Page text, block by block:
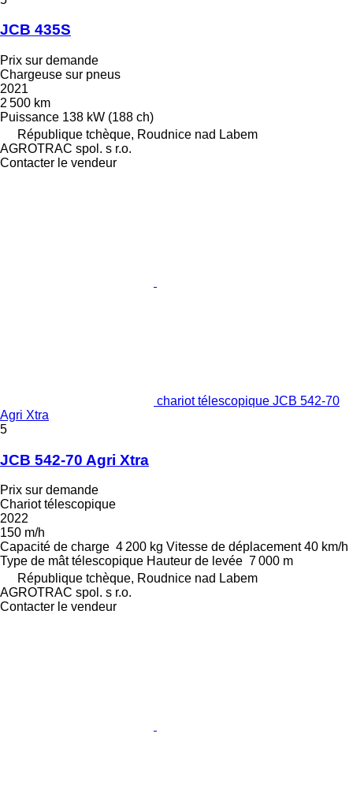
JCB 435S
Prix sur demande
Chargeuse sur pneus
2021
2 500 km
Puissance 138 kW (188 ch)
République tchèque, Roudnice nad Labem
AGROTRAC spol. s r.o.
Contacter le vendeur
chariot télescopique JCB 542-70
Agri Xtra
5
JCB 542-70 Agri Xtra
Prix sur demande
Chariot télescopique
2022
150 m/h
Capacité de charge 4 200 kg Vitesse de déplacement 40 km/h
Type de mât télescopique Hauteur de levée 7 000 m
République tchèque, Roudnice nad Labem
AGROTRAC spol. s r.o.
Contacter le vendeur